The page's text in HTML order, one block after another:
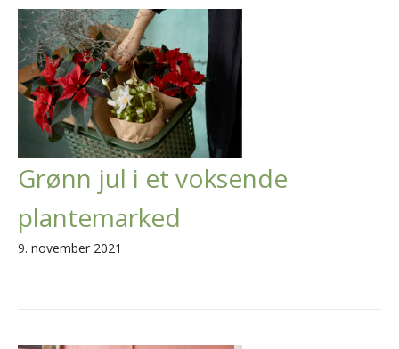
Grønn jul i et voksende
plantemarked
9. november 2021